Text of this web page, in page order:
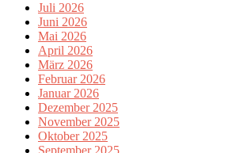
Juli 2026
Juni 2026
Mai 2026
April 2026
März 2026
Februar 2026
Januar 2026
Dezember 2025
November 2025
Oktober 2025